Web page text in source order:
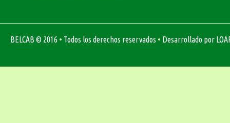
BELCAB © 2016 • Todos los derechos reservados • Desarrollado por